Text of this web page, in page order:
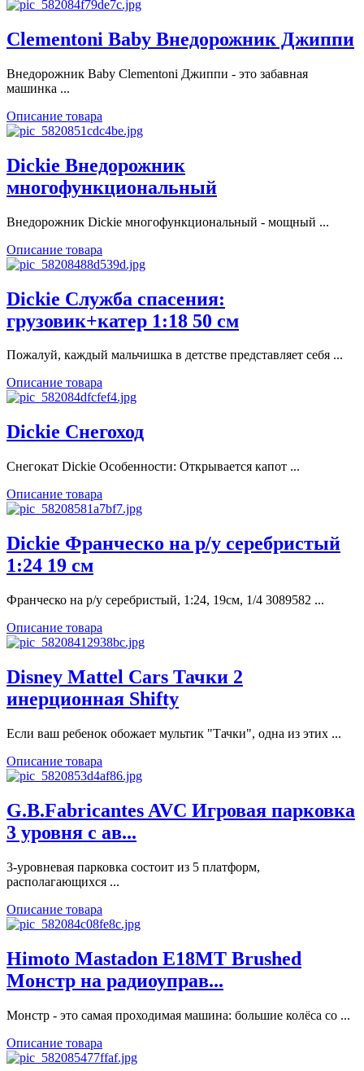
Clementoni Baby Внедорожник Джиппи
Внедорожник Baby Clementoni Джиппи - это забавная
машинка ...
Описание товара
Dickie Внедорожник
многофункциональный
Внедорожник Dickie многофункциональный - мощный ...
Описание товара
Dickie Служба спасения:
грузовик+катер 1:18 50 см
Пожалуй, каждый мальчишка в детстве представляет себя ...
Описание товара
Dickie Снегоход
Снегокат Dickie Особенности: Открывается капот ...
Описание товара
Dickie Франческо на р/у серебристый
1:24 19 см
Франческо на р/у серебристый, 1:24, 19см, 1/4 3089582 ...
Описание товара
Disney Mattel Cars Тачки 2
инерционная Shifty
Если ваш ребенок обожает мультик "Тачки", одна из этих ...
Описание товара
G.B.Fabricantes AVC Игровая парковка
3 уровня с ав...
3-уровневая парковка состоит из 5 платформ,
располагающихся ...
Описание товара
Himoto Mastadon E18MT Brushed
Монстр на радиоуправ...
Монстр - это самая проходимая машина: большие колёса со ...
Описание товара